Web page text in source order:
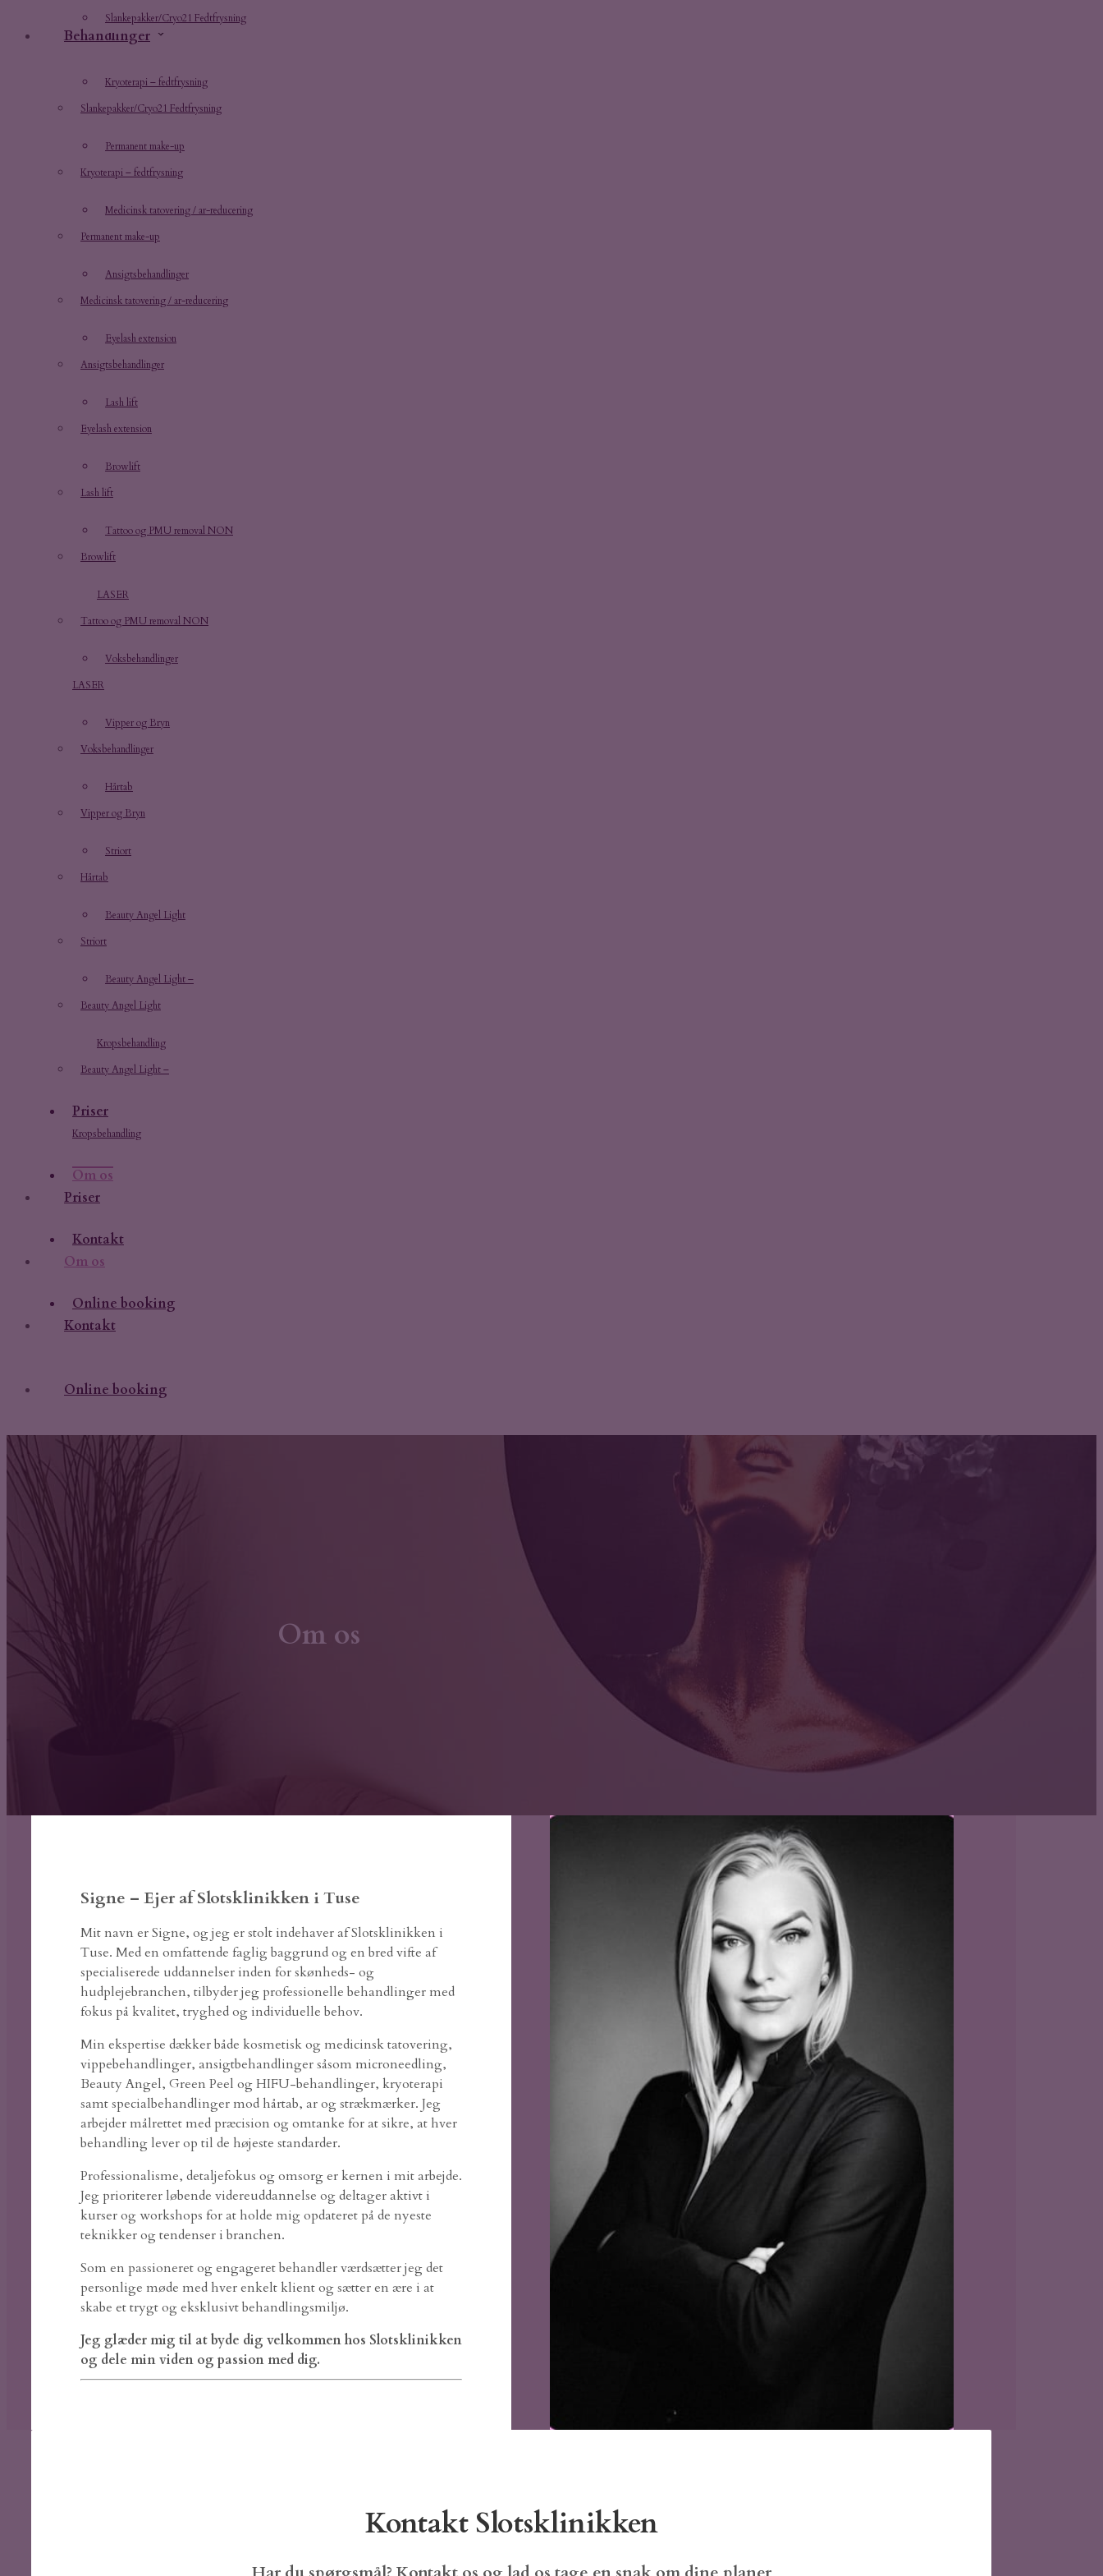
Slankepakker/Cryo21 Fedtfrysning
Kryoterapi – fedtfrysning
Permanent make-up
Medicinsk tatovering / ar-reducering
Ansigtsbehandlinger
Eyelash extension
Lash lift
Browlift
Tattoo og PMU removal NON
LASER
Voksbehandlinger
Vipper og Bryn
Hårtab
Striort
Beauty Angel Light
Beauty Angel Light​ –
Kropsbehandling
Priser
Om os
Kontakt
Online booking
Behandlinger
Slankepakker/Cryo21 Fedtfrysning
Kryoterapi – fedtfrysning
Permanent make-up
Medicinsk tatovering / ar-reducering
Ansigtsbehandlinger
Eyelash extension
Lash lift
Browlift
Tattoo og PMU removal NON
LASER
Voksbehandlinger
Vipper og Bryn
Hårtab
Striort
Beauty Angel Light
Beauty Angel Light​ –
Kropsbehandling
Priser
Om os
Kontakt
Online booking
Om os
Signe – Ejer af Slotsklinikken i Tuse
Mit navn er Signe, og jeg er stolt indehaver af Slotsklinikken i
Tuse. Med en omfattende faglig baggrund og en bred vifte af
specialiserede uddannelser inden for skønheds- og
hudplejebranchen, tilbyder jeg professionelle behandlinger med
fokus på kvalitet, tryghed og individuelle behov.
Min ekspertise dækker både kosmetisk og medicinsk tatovering,
vippebehandlinger, ansigtbehandlinger såsom microneedling,
Beauty Angel, Green Peel og HIFU-behandlinger, kryoterapi
samt specialbehandlinger mod hårtab, ar og strækmærker. Jeg
arbejder målrettet med præcision og omtanke for at sikre, at hver
behandling lever op til de højeste standarder.
Professionalisme, detaljefokus og omsorg er kernen i mit arbejde.
Jeg prioriterer løbende videreuddannelse og deltager aktivt i
kurser og workshops for at holde mig opdateret på de nyeste
teknikker og tendenser i branchen.
Som en passioneret og engageret behandler værdsætter jeg det
personlige møde med hver enkelt klient og sætter en ære i at
skabe et trygt og eksklusivt behandlingsmiljø.
Jeg glæder mig til at byde dig velkommen hos Slotsklinikken
og dele min viden og passion med dig.
Kontakt Slotsklinikken